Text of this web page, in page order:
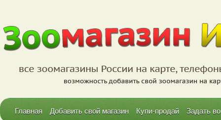
Главная Добавить свой магазин Купи-продай Задать